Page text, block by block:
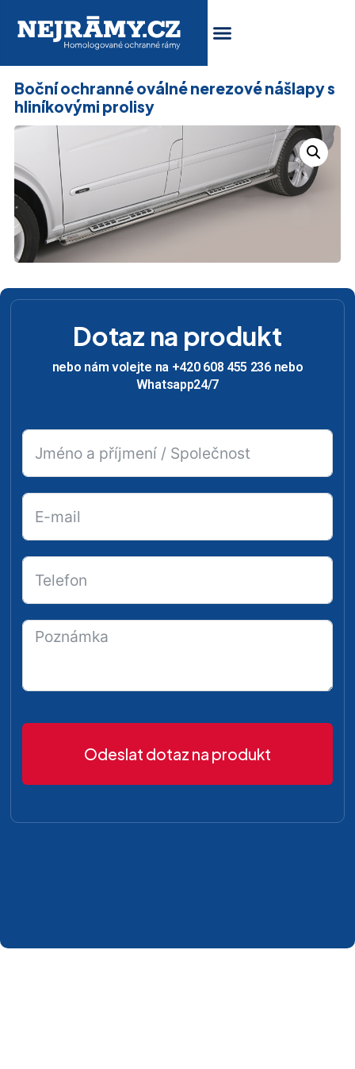
Boční ochranné oválné nerezové nášlapy s
hliníkovými prolisy
Dotaz na produkt
nebo nám volejte na +420 608 455 236 nebo
Whatsapp24/7
Odeslat dotaz na produkt